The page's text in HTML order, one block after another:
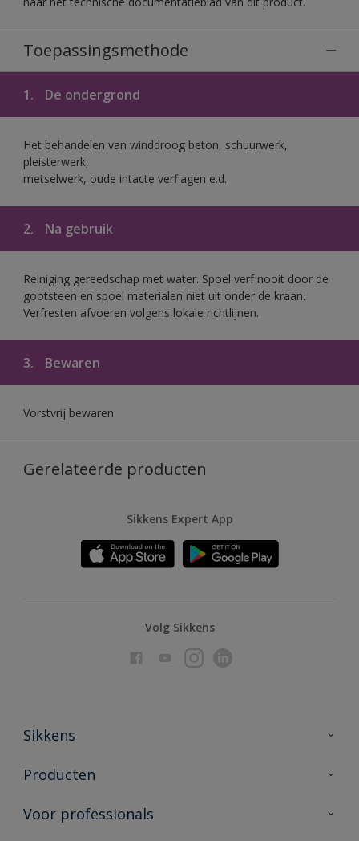
Toepassingsmethode
1. De ondergrond
Het behandelen van winddroog beton, schuurwerk,
pleisterwerk,
metselwerk, oude intacte verflagen e.d.
2. Na gebruik
Reiniging gereedschap met water. Spoel verf nooit door de
gootsteen en spoel materialen niet uit onder de kraan.
Verfresten afvoeren volgens lokale richtlijnen.
3. Bewaren
Vorstvrij bewaren
Gerelateerde producten
Sikkens Expert App
Volg Sikkens
Sikkens
Over Sikkens
Duurzaamheid
Producten
Producten voor binnen
Voor professionals